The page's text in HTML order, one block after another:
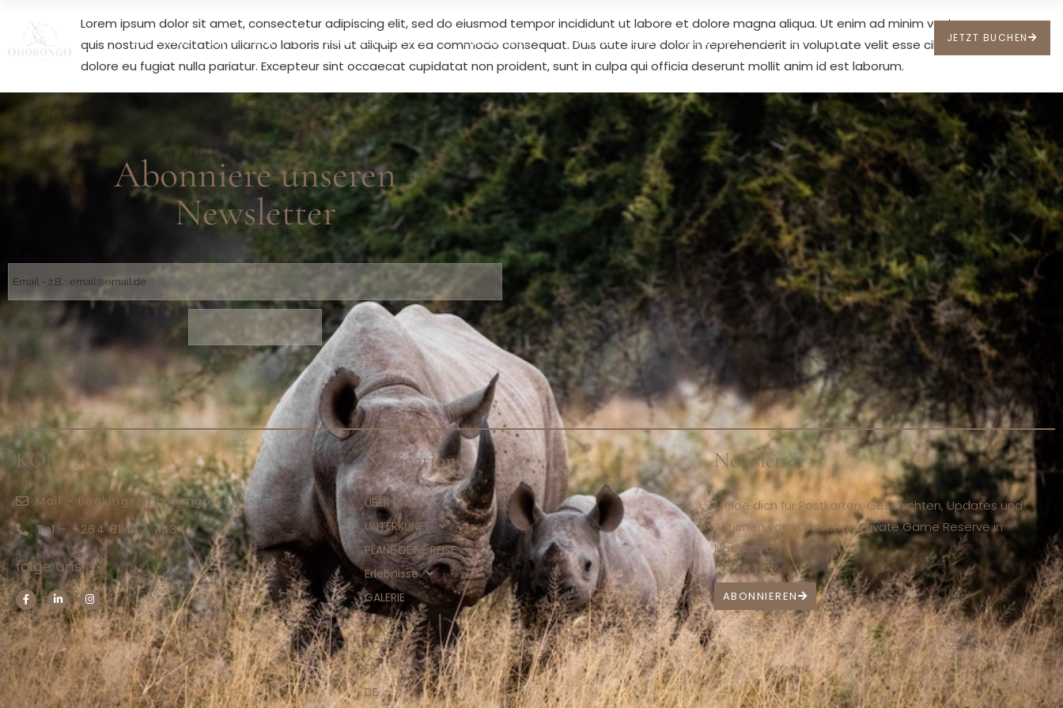
ÜBER UNS UNTERKUNFT PLANE DEINE REISE ERLEBNISSE GALERIE BLOG KONTAKT FR DE EN JETZT BUCHEN
Lorem ipsum dolor sit amet, consectetur adipiscing elit, sed do eiusmod tempor incididunt ut labore et dolore magna aliqua. Ut enim ad minim veniam,
quis nostrud exercitation ullamco laboris nisi ut aliquip ex ea commodo consequat. Duis aute irure dolor in reprehenderit in voluptate velit esse cillum
dolore eu fugiat nulla pariatur. Excepteur sint occaecat cupidatat non proident, sunt in culpa qui officia deserunt mollit anim id est laborum.
Abonniere unseren
Newsletter
ABONNIEREN
KONTAKT
Mail - Bookings@ohorongo.eco
Tel - +264 81 147 7434
folge uns
Navigation
ÜBER UNS
UNTERKUNFT
PLANE DEINE REISE
Erlebnisse
GALERIE
BLOG
KONTAKT
FR
DE
Newsletter
Melde dich für Postkarten, Geschichten, Updates und
Aktionen vom Ohorongo Private Game Reserve in
Namibia an.
ABONNIEREN